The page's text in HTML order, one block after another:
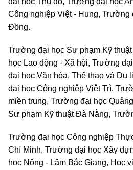
Công nghiệp Việt - Hung, Trường
Đồng.
Trường đại học Sư phạm Kỹ
học Lao động - Xã hội, Trường
đại học Văn hóa, Thể thao và Du
đại học Công nghiệp Việt Trì,
miền trung, Trường đại học
Sư phạm Kỹ thuật Đà Nẵng,
Trường đại học Công nghiệp
Chí Minh, Trường đại học Xây
học Nông - Lâm Bắc Giang, Học